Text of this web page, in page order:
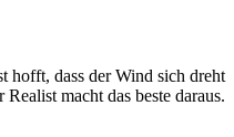
hofft, dass der Wind sich dreht
Realist macht das beste daraus.